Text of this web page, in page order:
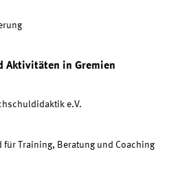
Aktivitäten in Gremien
e.V.
für Training, Beratung und Coaching